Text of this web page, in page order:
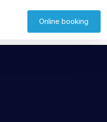
Online booking